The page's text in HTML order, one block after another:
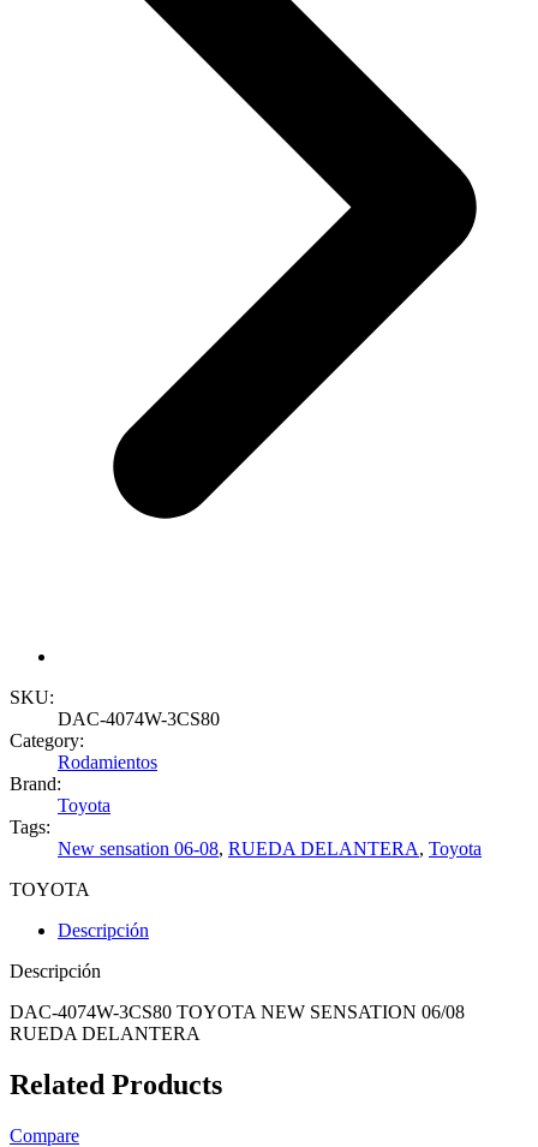
SKU:
DAC-4074W-3CS80
Category:
Rodamientos
Brand:
Toyota
Tags:
New sensation 06-08, RUEDA DELANTERA, Toyota
TOYOTA
Descripción
Descripción
DAC-4074W-3CS80 TOYOTA NEW SENSATION 06/08
RUEDA DELANTERA
Related Products
Compare